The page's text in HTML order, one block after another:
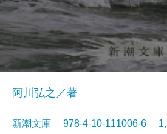
阿川弘之／著
新潮文庫 978-4-10-111006-6